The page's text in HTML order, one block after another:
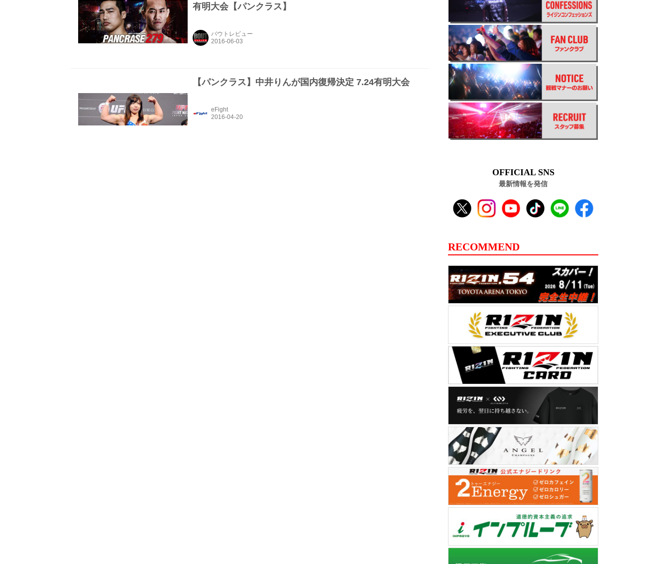
有明大会【パンクラス】
バウトレビュー
【パンクラス】中井りんが国内復帰決定 7.24有明大会
eFight
OFFICIAL SNS
最新情報を発信
RECOMMEND